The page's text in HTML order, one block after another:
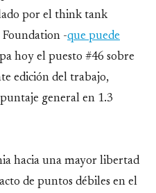
por el think tank
Foundation -que puede
hoy el puesto #46 sobre
edición del trabajo,
general en 1.3
hacia una mayor libertad
de puntos débiles en el